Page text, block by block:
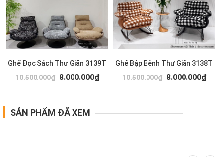
Ghế Đọc Sách Thư Giãn 3139T
10.500.000₫ 8.000.000₫
Ghế Bập Bênh Thư Giãn 3138T
10.500.000₫ 8.000.000₫
SẢN PHẨM ĐÃ XEM